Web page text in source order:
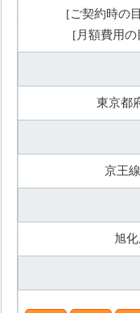
[ご契約時の
[月額費用の
東京都
京王
旭